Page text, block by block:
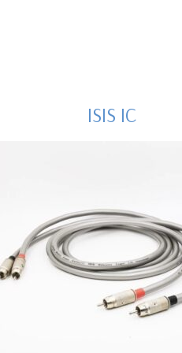
ISIS IC